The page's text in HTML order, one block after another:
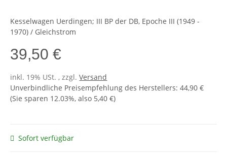
Kesselwagen Uerdingen; III BP der DB, Epoche III (1949 -
1970) / Gleichstrom
39,50 €
inkl. 19% USt. , zzgl.Versand
Unverbindliche Preisempfehlung des Herstellers:44,90 €
(Sie sparen 12.03%, also 5,40 €)
Sofort verfügbar